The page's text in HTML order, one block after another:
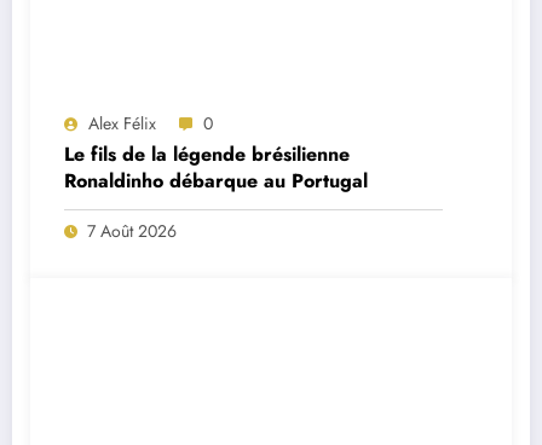
Alex Félix 0
Le fils de la légende brésilienne
Ronaldinho débarque au Portugal
7 Août 2026